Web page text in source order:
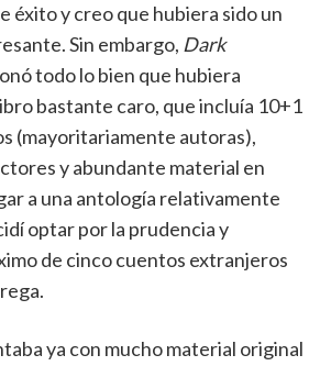
éxito y creo que hubiera sido un
Sin embargo, Dark
todo lo bien que hubiera
bastante caro, que incluía 10+1
(mayoritariamente autoras),
y abundante material en
a una antología relativamente
optar por la prudencia y
de cinco cuentos extranjeros
ya con mucho material original